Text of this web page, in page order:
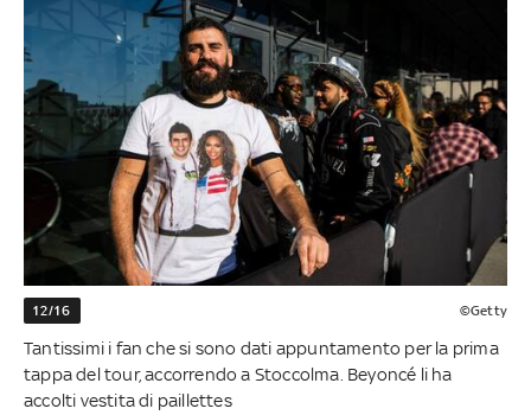
12/16 ©Getty
Tantissimi i fan che si sono dati appuntamento per la prima
tappa del tour, accorrendo a Stoccolma. Beyoncé li ha
accolti vestita di paillettes